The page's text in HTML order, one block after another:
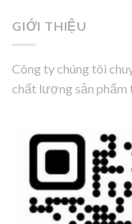
GIỚI THIỆU
Công ty chúng tôi
chất lượng sản phẩm